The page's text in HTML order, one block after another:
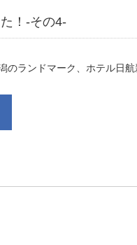
！-その4-
ンドマーク、ホテル日